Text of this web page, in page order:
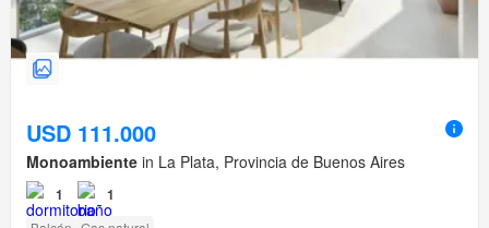
USD 111.000
Monoambiente in La Plata, Provincia de Buenos Aires
1 1